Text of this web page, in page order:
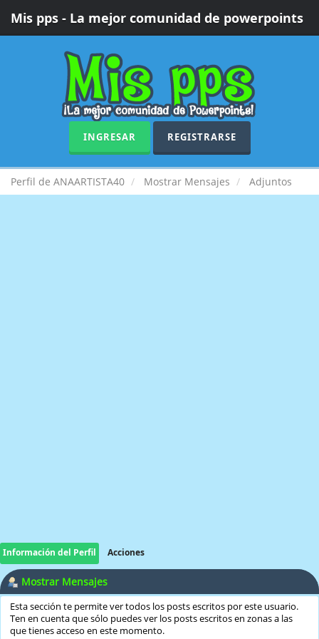
Mis pps - La mejor comunidad de powerpoints
INGRESAR REGISTRARSE
Perfil de ANAARTISTA40 Mostrar Mensajes Adjuntos
Información del Perfil Acciones
Mostrar Mensajes
Esta sección te permite ver todos los posts escritos por este usuario.
Ten en cuenta que sólo puedes ver los posts escritos en zonas a las
que tienes acceso en este momento.